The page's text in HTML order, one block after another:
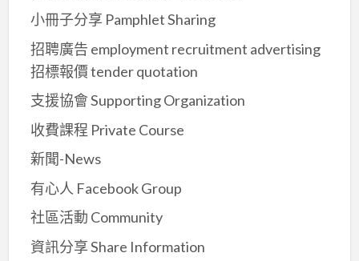
小冊子分享 Pamphlet Sharing
招聘廣告 employment recruitment advertising
招標報價 tender quotation
支援協會 Supporting Organization
收費課程 Private Course
新聞-News
有心人 Facebook Group
社區活動 Community
資訊分享 Share Information